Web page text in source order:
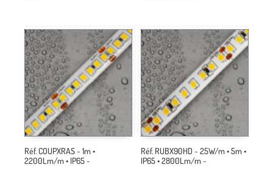
Réf. COUPXRAS ~ 1m •
2200Lm/m • IP65 ~
Réf. RUBX90HD ~ 25W/m • 5m •
IP65 • 2800Lm/m ~